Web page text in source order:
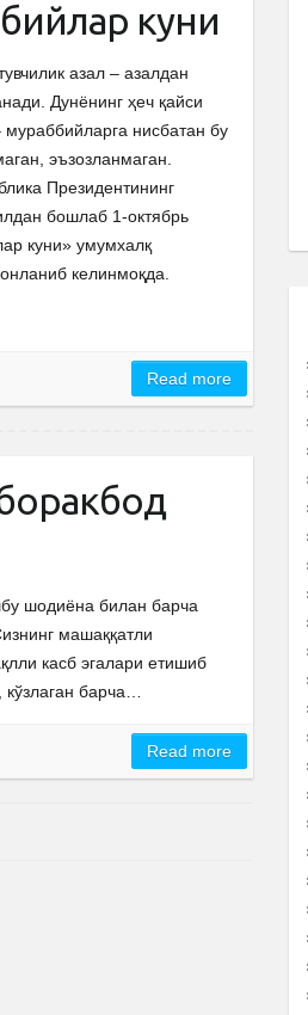
куни
азал – азалдан
Дунёнинг ҳеч қайси
мураббийларга нисбатан бу
эъзозланмаган.
Президентининг
бошлаб 1-октябрь
куни» умумхалқ
келинмоқда.
Read more
шодиёна билан барча
машаққатли
касб эгалари етишиб
барча…
Read more